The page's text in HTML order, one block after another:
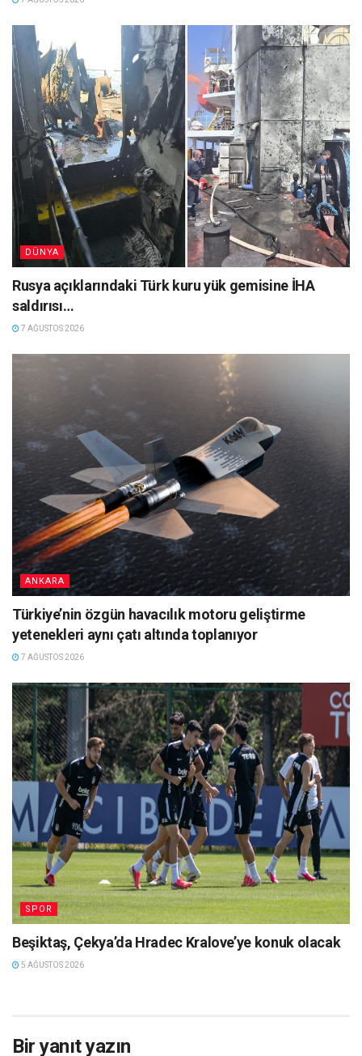
DÜNYA
Rusya açıklarındaki Türk kuru yük gemisine İHA
saldırısı…
7 AĞUSTOS 2026
ANKARA
Türkiye’nin özgün havacılık motoru geliştirme
yetenekleri aynı çatı altında toplanıyor
7 AĞUSTOS 2026
SPOR
Beşiktaş, Çekya’da Hradec Kralove’ye konuk olacak
5 AĞUSTOS 2026
Bir yanıt yazın